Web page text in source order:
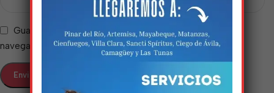
Guarda mi nombre, correo electrónico y web en este
navegador para la próxima vez que comente.
Estamos trabalhando
nisso!